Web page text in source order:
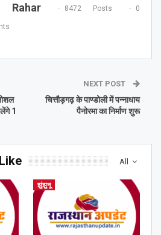
Rahar 8472 Posts 0
1
NEXT POST
चित्तौड़गढ़ के पाण्डोली में पन्नाधाय
पैनोरमा का निर्माण शुरू
All
झुंझुनू